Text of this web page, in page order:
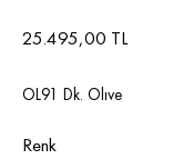
25.495,00 TL
OL91 Dk. Olıve
Renk